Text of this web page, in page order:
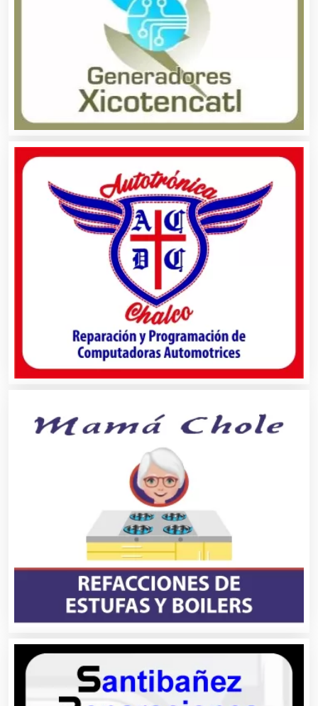
Artículos de Oficina
Artículos de Piel
Artículos Deportivos
Artículos Importados
Artículos para el Hogar
Artículos para Regalos
Artículos Publicitarios
Aseguradoras
Asesores Técnicos
Asesoría Fiscal
Asilos